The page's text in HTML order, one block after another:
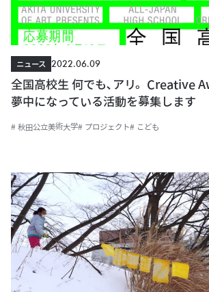
ニュース
2022.06.09
全国高校生 何でも､アリ。Creative
夢中になっている活動を募集します
# 秋田公立美術大学# プロジェクト# こども